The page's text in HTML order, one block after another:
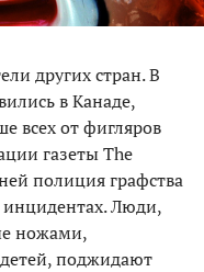
других стран. В
в Канаде,
всех от фигляров
газеты The
полиция графства
Люди,
ножами,
поджидают